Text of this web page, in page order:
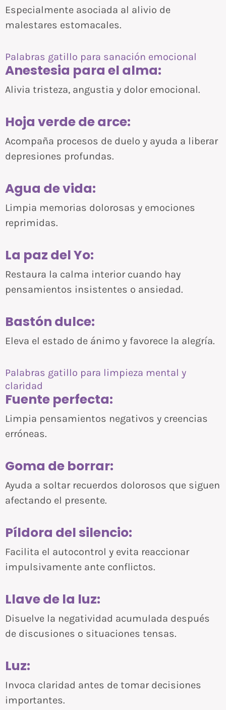
Especialmente asociada al alivio de
malestares estomacales.
Palabras gatillo para sanación emocional
Anestesia para el alma:
Alivia tristeza, angustia y dolor emocional.
Hoja verde de arce:
Acompaña procesos de duelo y ayuda a liberar
depresiones profundas.
Agua de vida:
Limpia memorias dolorosas y emociones
reprimidas.
La paz del Yo:
Restaura la calma interior cuando hay
pensamientos insistentes o ansiedad.
Bastón dulce:
Eleva el estado de ánimo y favorece la alegría.
Palabras gatillo para limpieza mental y
claridad
Fuente perfecta:
Limpia pensamientos negativos y creencias
erróneas.
Goma de borrar:
Ayuda a soltar recuerdos dolorosos que siguen
afectando el presente.
Píldora del silencio:
Facilita el autocontrol y evita reaccionar
impulsivamente ante conflictos.
Llave de la luz:
Disuelve la negatividad acumulada después
de discusiones o situaciones tensas.
Luz:
Invoca claridad antes de tomar decisiones
importantes.